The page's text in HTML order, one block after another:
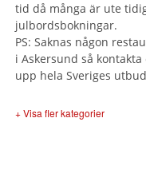
tid då många är ute
julbordsbokningar.
PS: Saknas någon
i Askersund så
upp hela Sveriges
+ Visa fler kategorier